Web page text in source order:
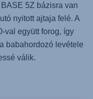
5Z bázisra van
nyitott ajtaja felé. A
val együtt forog, így
babahordozó levétele
válik.